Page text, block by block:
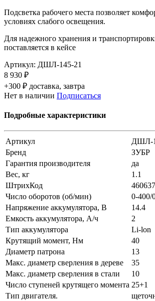
Подсветка рабочего места позволяет
условиях слабого освещения.
Для надежного хранения и
поставляется в кейсе
Артикул: ДШЛ-145-21
8 930 ₽
+300 ₽ доставка, завтра
Нет в наличии Подписаться
Подробные характеристики
Артикул
ДШЛ-
Бренд
ЗУБР
Гарантия производителя
да
Вес, кг
1.1
ШтрихКод
Число оборотов (об/мин)
0-400/
Напряжение аккумулятора, В
14.4
Емкость аккумулятора, А/ч
2
Тип аккумулятора
Li-lon
Крутящий момент, Нм
40
Диаметр патрона
13
Макс. диаметр сверления в дереве
35
Макс. диаметр сверления в стали
10
Число ступеней крутящего момента 25+1
Тип двигателя.